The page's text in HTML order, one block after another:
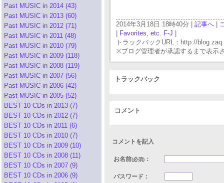
Past MUSIC in 2014 (43)
Past MUSIC in 2013 (60)
Past MUSIC in 2012 (71)
Past MUSIC in 2011 (48)
Past MUSIC in 2010 (79)
Past MUSIC in 2009 (118)
Past MUSIC in 2008 (119)
Past MUSIC in 2007 (56)
Past MUSIC in 2006 (42)
Past MUSIC in 2005 (52)
BEST 10 CDs in 2013 (7)
BEST 10 CDs in 2012 (7)
BEST 10 CDs in 2011 (6)
BEST 10 CDs in 2010 (7)
BEST 10 CDs in 2009 (10)
BEST 10 CDs in 2008 (11)
BEST 10 CDs in 2007 (9)
BEST 10 CDs in 2006 (9)
2014年3月18日 18時40分 | 記事へ
Favorites, etc. F-J
トラックバックURL：http://
※ブログ管理者が承認するまで表示
トラックバック
コメント
コメントを記入
お名前(必須) ：
パスワード：